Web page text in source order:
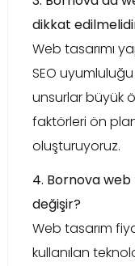
dikkat
Web tasarımı
SEO
unsurlar büyük
faktörleri ön
oluşturuyoruz.
4. Bornova
değişir?
Web tasarım
kullanılan